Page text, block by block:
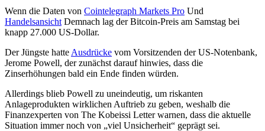
Wenn die Daten von Cointelegraph Markets Pro Und
Handelsansicht Demnach lag der Bitcoin-Preis am Samstag bei
knapp 27.000 US-Dollar.
Der Jüngste hatte Ausdrücke vom Vorsitzenden der US-Notenbank,
Jerome Powell, der zunächst darauf hinwies, dass die
Zinserhöhungen bald ein Ende finden würden.
Allerdings blieb Powell zu uneindeutig, um riskanten
Anlageprodukten wirklichen Auftrieb zu geben, weshalb die
Finanzexperten von The Kobeissi Letter warnen, dass die aktuelle
Situation immer noch von „viel Unsicherheit“ geprägt sei.